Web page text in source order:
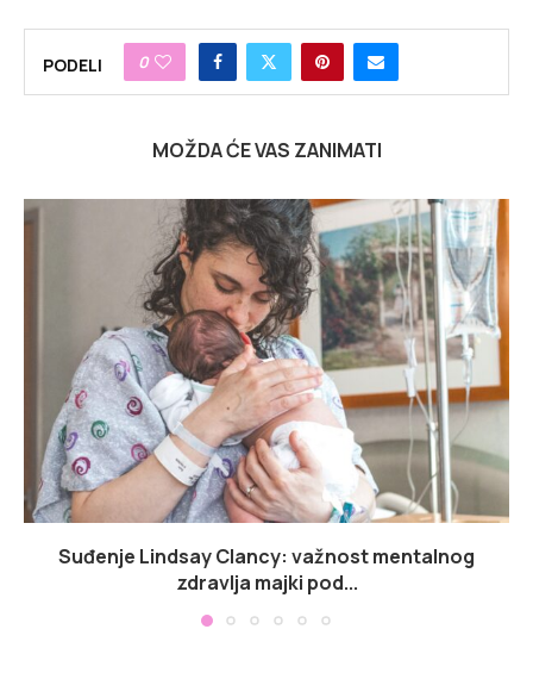
PODELI 0
MOŽDA ĆE VAS ZANIMATI
Suđenje Lindsay Clancy: važnost mentalnog
zdravlja majki pod...